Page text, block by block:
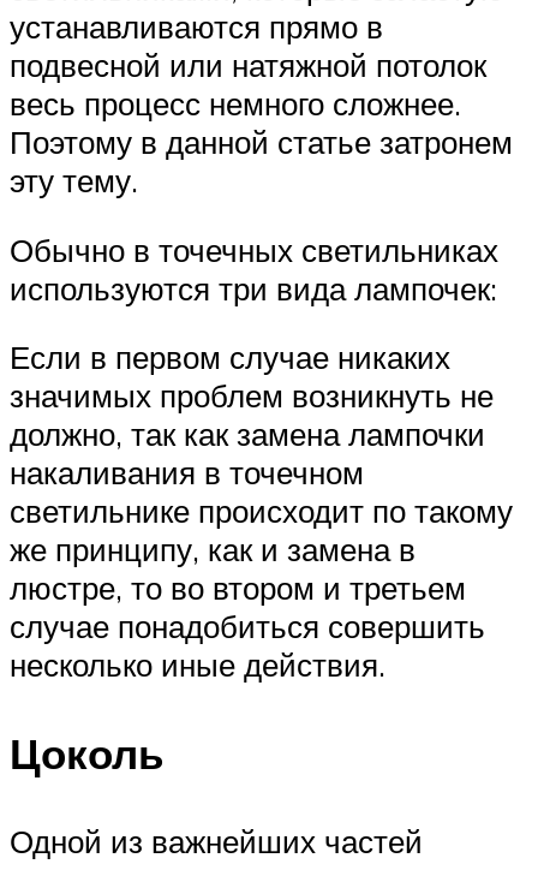
устанавливаются прямо в
подвесной или натяжной потолок
весь процесс немного сложнее.
Поэтому в данной статье затронем
эту тему.
Обычно в точечных светильниках
используются три вида лампочек:
Если в первом случае никаких
значимых проблем возникнуть не
должно, так как замена лампочки
накаливания в точечном
светильнике происходит по такому
же принципу, как и замена в
люстре, то во втором и третьем
случае понадобиться совершить
несколько иные действия.
Цоколь
Одной из важнейших частей